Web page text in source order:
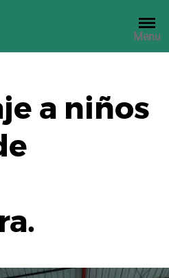
Menu
a niños